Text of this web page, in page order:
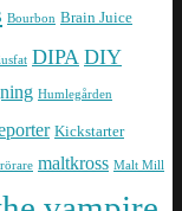
Bourbon Brain Juice
DIPA DIY
Humlegården
Kickstarter
maltkross Malt Mill